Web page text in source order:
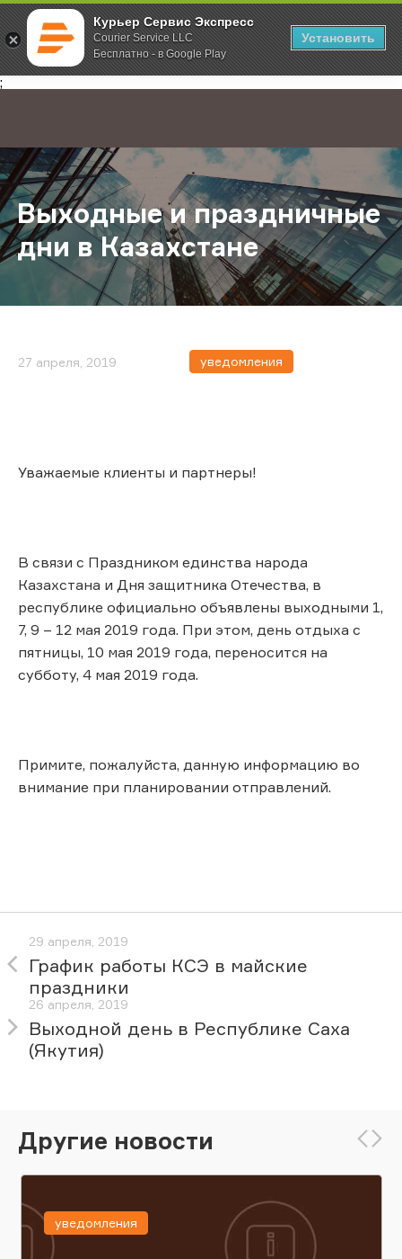
Курьер Сервис Экспресс
Courier Service LLC
Бесплатно - в Google Play
Установить
;
Главная О компании Новости Выходные и праздничные дни в
Выходные и праздничные
дни в Казахстане
27 апреля, 2019 уведомления
Уважаемые клиенты и партнеры!
В связи с Праздником единства народа
Казахстана и Дня защитника Отечества, в
республике официально объявлены выходными 1,
7, 9 – 12 мая 2019 года. При этом, день отдыха с
пятницы, 10 мая 2019 года, переносится на
субботу, 4 мая 2019 года.
Примите, пожалуйста, данную информацию во
внимание при планировании отправлений.
29 апреля, 2019
График работы КСЭ в майские
праздники
26 апреля, 2019
Выходной день в Республике Саха
(Якутия)
Другие новости
уведомления